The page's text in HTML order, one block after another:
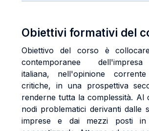
Obiettivi formativi del
Obiettivo del corso è
contemporanee
italiana, nell'opinione corrente
critiche, in una prospettiva
renderne tutta la complessità. Al
nodi problematici derivanti dalle
imprese e dai mezzi posti